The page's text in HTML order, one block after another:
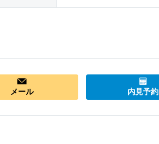
メール 内見予約